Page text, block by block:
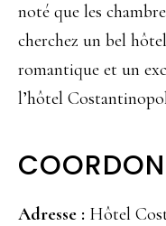
noté que les
cherchez un bel
romantique et un
l’hôtel
Adresse : Hôtel